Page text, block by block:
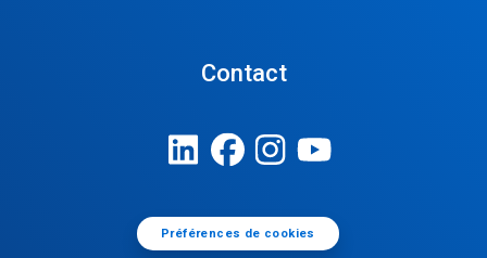
Contact
Préférences de cookies